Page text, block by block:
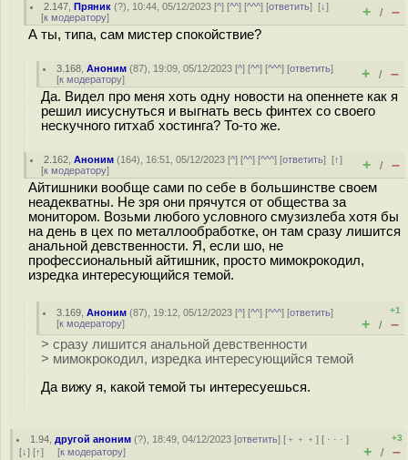
2.147 ,Пряник (?), 10:44, 05/12/2023 [^] [^^] [^^^] [ответить][↓]
[к модератору] + / –
А ты, типа, сам мистер спокойствие?
3.168 ,Аноним (87), 19:09, 05/12/2023 [^] [^^] [^^^] [ответить]
[к модератору] + / –
Да. Видел про меня хоть одну новости на опеннете как я
решил иисуснуться и выгнать весь финтех со своего
нескучного гитхаб хостинга? То-то же.
2.162 ,Аноним (164), 16:51, 05/12/2023 [^] [^^] [^^^] [ответить][↑]
[к модератору] + / –
Айтишники вообще сами по себе в большинстве своем
неадекватны. Не зря они прячутся от общества за
монитором. Возьми любого условного смузизлеба хотя бы
на день в цех по металлообработке, он там сразу лишится
анaльнoй девственности. Я, если шо, не
профессиональный айтишник, просто мимокрокодил,
изредка интересующийся темой.
3.169 ,Аноним (87), 19:12, 05/12/2023 [^] [^^] [^^^] [ответить]
[к модератору]
+1
+ / –
> сразу лишится анaльнoй девственности
> мимокрокодил, изредка интересующийся темой
Да вижу я, какой темой ты интересуешься.
1.94 другой аноним (?), 18:49, 04/12/2023 [ответить] [ ﹢﹢﹢] [ · · ·]
[↓] [↑] [к модератору]
+3
+ / –